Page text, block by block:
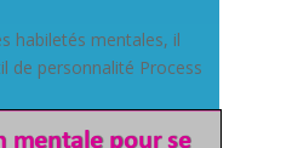
habiletés mentales, il
de personnalité Process